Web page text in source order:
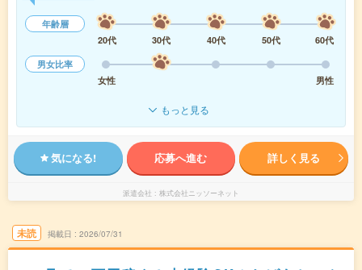
年齢層
20代
30代 40代 50代
60代
男女比率
女性
男性
もっと見る
気になる! 応募へ進む 詳しく見る
派遣会社 株式会社ニッソーネット
未読 掲載日 2026/07/31